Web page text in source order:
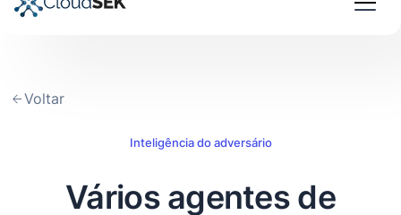
Voltar
Inteligência do adversário
Vários agentes de